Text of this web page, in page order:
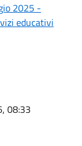
2025 -
educativi
08:33